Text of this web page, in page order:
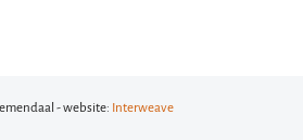
- website: Interweave